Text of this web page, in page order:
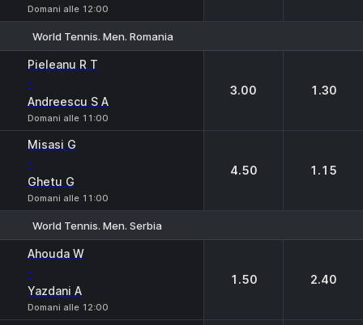
Domani alle 12:00
World Tennis. Men. Romania
Pieleanu R T
-
Andreescu S A
Domani alle 11:00
3.00 1.30
Misasi G
-
Ghetu G
Domani alle 11:00
4.50 1.15
World Tennis. Men. Serbia
Ahouda W
-
Yazdani A
Domani alle 12:00
1.50 2.40